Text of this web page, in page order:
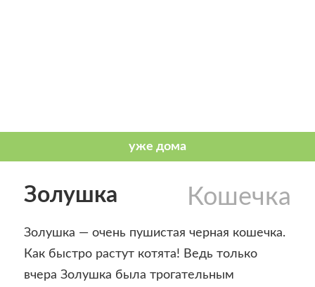
Кошечка
Золушка
Золушка — очень пушистая черная кошечка.
Как быстро растут котята! Ведь только
вчера Золушка была трогательным